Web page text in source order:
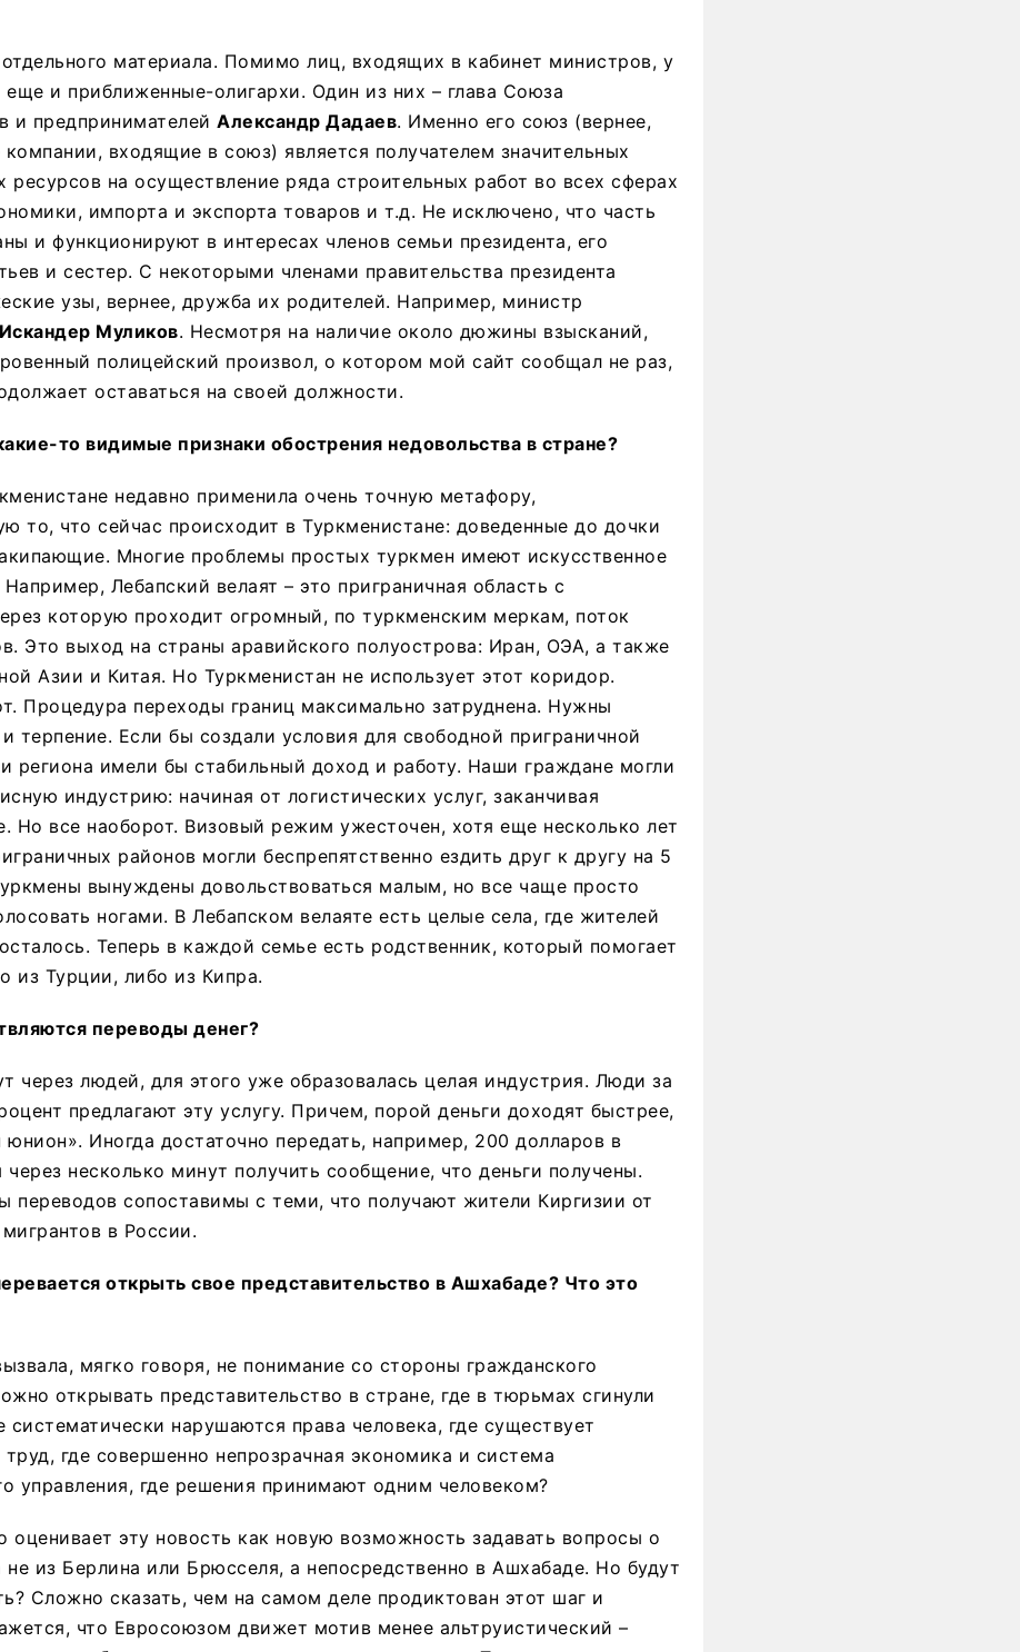
материала. Помимо лиц, входящих в кабинет министров, у
еще и приближенные-олигархи. Один из них – глава Союза
и предпринимателей Александр Дадаев. Именно его союз (вернее,
входящие в союз) является получателем значительных
ресурсов на осуществление ряда строительных работ во всех сферах
импорта и экспорта товаров и т.д. Не исключено, что часть
и функционируют в интересах членов семьи президента, его
и сестер. С некоторыми членами правительства президента
узы, вернее, дружба их родителей. Например, министр
Искандер Муликов. Несмотря на наличие около дюжины взысканий,
полицейский произвол, о котором мой сайт сообщал не раз,
оставаться на своей должности.
то видимые признаки обострения недовольства в стране?
недавно применила очень точную метафору,
то, что сейчас происходит в Туркменистане: доведенные до дочки
Многие проблемы простых туркмен имеют искусственное
Лебапский велаят – это приграничная область с
которую проходит огромный, по туркменским меркам, поток
Это выход на страны аравийского полуострова: Иран, ОЭА, а также
Азии и Китая. Но Туркменистан не использует этот коридор.
Процедура переходы границ максимально затруднена. Нужны
терпение. Если бы создали условия для свободной приграничной
региона имели бы стабильный доход и работу. Наши граждане могли
индустрию: начиная от логистических услуг, заканчивая
Но все наоборот. Визовый режим ужесточен, хотя еще несколько лет
районов могли беспрепятственно ездить друг к другу на 5
вынуждены довольствоваться малым, но все чаще просто
ногами. В Лебапском велаяте есть целые села, где жителей
Теперь в каждой семье есть родственник, который помогает
из Турции, либо из Кипра.
переводы денег?
через людей, для этого уже образовалась целая индустрия. Люди за
предлагают эту услугу. Причем, порой деньги доходят быстрее,
юнион». Иногда достаточно передать, например, 200 долларов в
несколько минут получить сообщение, что деньги получены.
переводов сопоставимы с теми, что получают жители Киргизии от
в России.
открыть свое представительство в Ашхабаде? Что это
мягко говоря, не понимание со стороны гражданского
открывать представительство в стране, где в тюрьмах сгинули
систематически нарушаются права человека, где существует
где совершенно непрозрачная экономика и система
управления, где решения принимают одним человеком?
оценивает эту новость как новую возможность задавать вопросы о
не из Берлина или Брюсселя, а непосредственно в Ашхабаде. Но будут
Сложно сказать, чем на самом деле продиктован этот шаг и
что Евросоюзом движет мотив менее альтруистический –